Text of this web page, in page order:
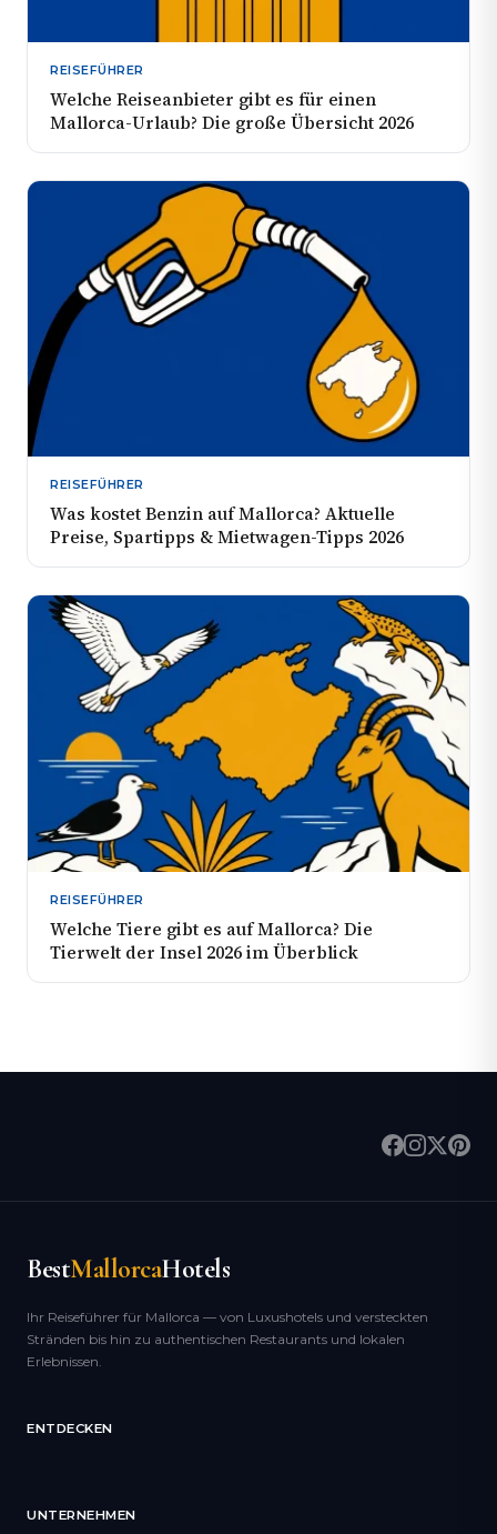
REISEFÜHRER
Welche Reiseanbieter gibt es für einen
Mallorca-Urlaub? Die große Übersicht 2026
REISEFÜHRER
Was kostet Benzin auf Mallorca? Aktuelle
Preise, Spartipps & Mietwagen-Tipps 2026
REISEFÜHRER
Welche Tiere gibt es auf Mallorca? Die
Tierwelt der Insel 2026 im Überblick
BestMallorcaHotels
Ihr Reiseführer für Mallorca — von Luxushotels und versteckten
Stränden bis hin zu authentischen Restaurants und lokalen
Erlebnissen.
ENTDECKEN
UNTERNEHMEN